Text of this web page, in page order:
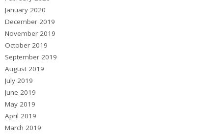
January 2020
December 2019
November 2019
October 2019
September 2019
August 2019
July 2019
June 2019
May 2019
April 2019
March 2019